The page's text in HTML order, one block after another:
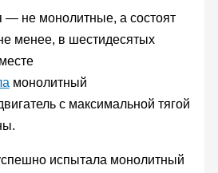
— не монолитные, а состоят
менее, в шестидесятых
монолитный
с максимальной тягой
испытала монолитный